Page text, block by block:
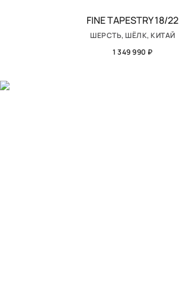
FINE TAPESTRY 18/22
ШЕРСТЬ, ШЁЛК, КИТАЙ
1 349 990 ₽